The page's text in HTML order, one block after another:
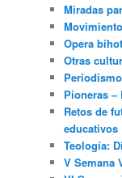
Miradas
Opera
Otras
Pioneras –
Retos de
educativos
Teología:
V Semana